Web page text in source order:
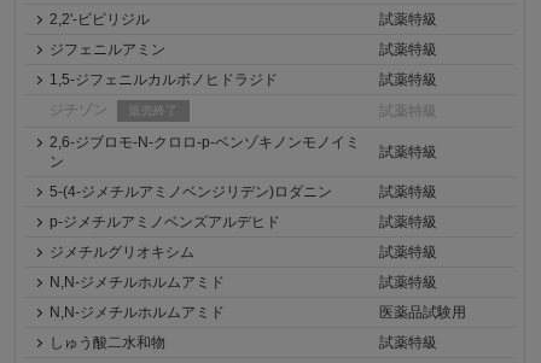
2,2'-ビピリジル
試薬特級
ジフェニルアミン
試薬特級
1,5-ジフェニルカルボノヒドラジド
試薬特級
ジチゾン
販売終了
試薬特級
2,6-ジブロモ-N-クロロ-p-ベンゾキノンモノイミ
ン
試薬特級
5-(4-ジメチルアミノベンジリデン)ロダニン
試薬特級
p-ジメチルアミノベンズアルデヒド
試薬特級
ジメチルグリオキシム
試薬特級
N,N-ジメチルホルムアミド
試薬特級
N,N-ジメチルホルムアミド
医薬品試験用
しゅう酸二水和物
試薬特級